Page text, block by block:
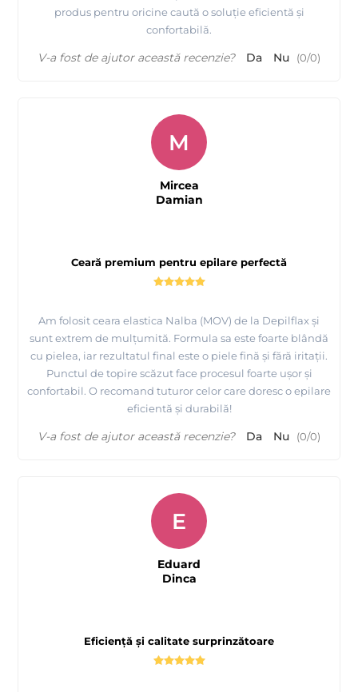
produs pentru oricine caută o soluție eficientă și
confortabilă.
V-a fost de ajutor această recenzie? Da Nu (0/0)
Ceară premium pentru epilare perfectă
Am folosit ceara elastica Nalba (MOV) de la Depilflax și
sunt extrem de mulțumită. Formula sa este foarte blândă
cu pielea, iar rezultatul final este o piele fină și fără iritații.
Punctul de topire scăzut face procesul foarte ușor și
confortabil. O recomand tuturor celor care doresc o epilare
eficientă și durabilă!
M
Mircea
Damian
V-a fost de ajutor această recenzie? Da Nu (0/0)
Eficiență și calitate surprinzătoare
E
Eduard
Dinca